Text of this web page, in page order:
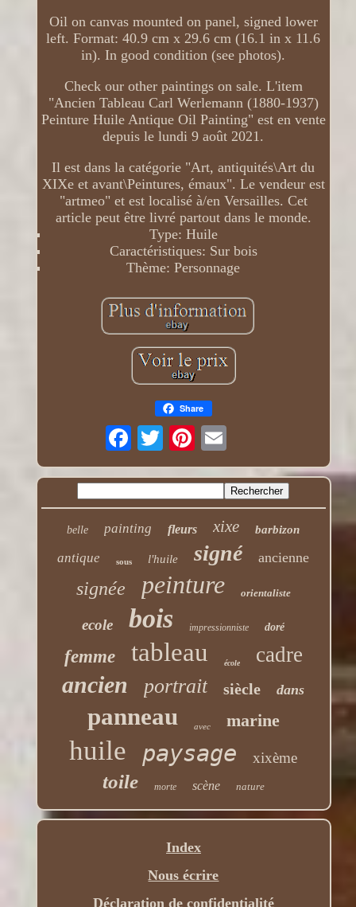
Oil on canvas mounted on panel, signed lower
left. Format: 40.9 cm x 29.6 cm (16.1 in x 11.6
in). In good condition (see photos).
Check our other paintings on sale. L'item
"Ancien Tableau Carl Werlemann (1880-1937)
Peinture Huile Antique Oil Painting" est en vente
depuis le lundi 9 août 2021.
Il est dans la catégorie "Art, antiquités\Art du
XIXe et avant\Peintures, émaux". Le vendeur est
"artmeo" et est localisé à/en Versailles. Cet
article peut être livré partout dans le monde.
Type: Huile
Caractéristiques: Sur bois
Thème: Personnage
Share
belle painting fleurs xixe barbizon
antique sous l'huile signé ancienne
signée peinture orientaliste
ecole bois impressionniste doré
femme tableau école cadre
ancien portrait siècle dans
panneau avec marine
huile paysage xixème
toile morte scène nature
Index
Nous écrire
Déclaration de confidentialité